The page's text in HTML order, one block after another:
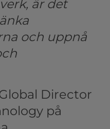
är det
och uppnå
Director
på